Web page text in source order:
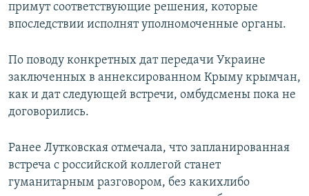
примут соответствующие решения, которые
впоследствии исполнят уполномоченные органы.
По поводу конкретных дат передачи Украине
заключенных в аннексированном Крыму крымчан,
как и дат следующей встречи, омбудсмены пока не
договорились.
Ранее Лутковская отмечала, что запланированная
встреча с российской коллегой станет
гуманитарным разговором, без каких­либо